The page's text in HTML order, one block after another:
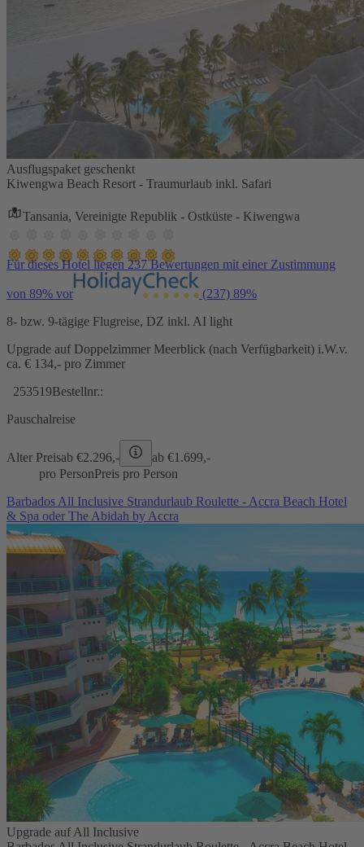
Ausflugspaket geschenkt
Kiwengwa Beach Resort - Traumurlaub inkl. Safari
Tansania, Vereinigte Republik - Ostküste - Kiwengwa
Für dieses Hotel liegen 237 Bewertungen mit einer Zustimmung
von 89% vor (237) 89%
8- bzw. 9-tägige Flugreise, DZ inkl. AI light
Upgrade auf Doppelzimmer Meerblick (nach Verfügbarkeit) i.W.v.
ca. € 134,- pro Zimmer
253519Bestellnr.:
Pauschalreise
Alter Preisab €2.296,- ab €1.699,-
pro PersonPreis pro Person
Barbados All Inclusive Strandurlaub Roulette - Accra Beach Hotel
& Spa oder The Abidah by Accra
Upgrade auf All Inclusive